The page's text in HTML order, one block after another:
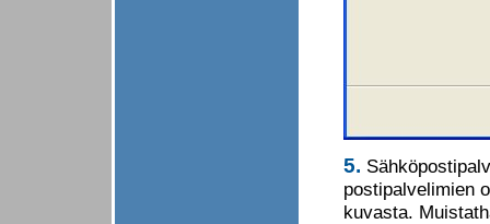
5.
postipalvelimien
kuvasta.